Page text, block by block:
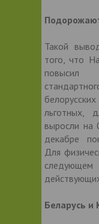
Такой
того, что
повысил
льготных,
выросли на
декабре
Для
следующем
Беларусь и